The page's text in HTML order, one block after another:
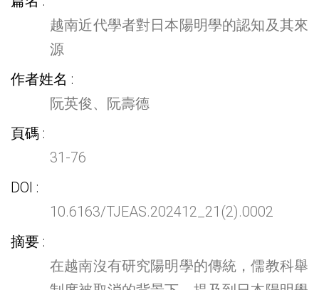
越南近代學者對日本陽明學的認知及其來
源
作者姓名
阮英俊、阮壽德
頁碼
31-76
DOI
10.6163/TJEAS.202412_21(2).0002
摘要
在越南沒有研究陽明學的傳統，儒教科舉